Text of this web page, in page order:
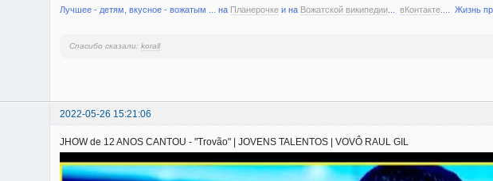
Лучшее - детям, вкусное - вожатым ... на Планерочке и на Вожатской википедии вКонтакте .... Жизнь
Спасибо сказали: korall
2022-05-26 15:21:06
JHOW de 12 ANOS CANTOU - "Trovão" | JOVENS TALENTOS | VOVÔ RAUL GIL